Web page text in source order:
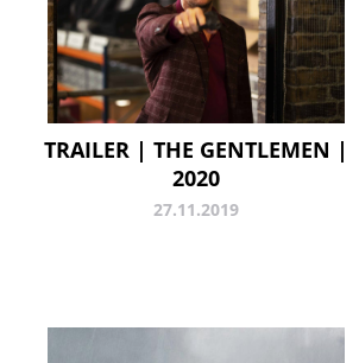
TRAILER | THE GENTLEMEN |
2020
27.11.2019